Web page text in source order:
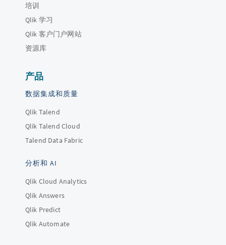
培训
Qlik 学习
Qlik 客户门户网站
资源库
产品
数据集成和质量
Qlik Talend
Qlik Talend Cloud
Talend Data Fabric
分析和 AI
Qlik Cloud Analytics
Qlik Answers
Qlik Predict
Qlik Automate